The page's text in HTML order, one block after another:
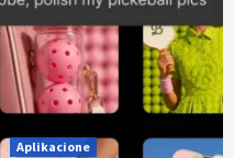
Aplikacione